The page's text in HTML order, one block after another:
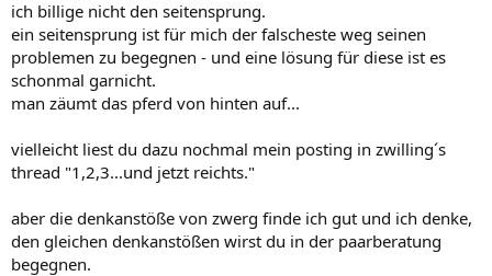
ich billige nicht den seitensprung.
ein seitensprung ist für mich der falscheste weg seinen
problemen zu begegnen - und eine lösung für diese ist es
schonmal garnicht.
man zäumt das pferd von hinten auf...
vielleicht liest du dazu nochmal mein posting in zwilling´s
thread "1,2,3...und jetzt reichts."
aber die denkanstöße von zwerg finde ich gut und ich denke,
den gleichen denkanstößen wirst du in der paarberatung
begegnen.